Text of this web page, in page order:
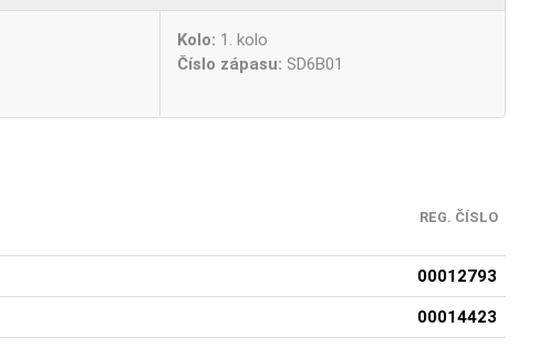
Kolo: 1. kolo
Číslo zápasu: SD6B01
REG. ČÍSLO
00012793
00014423